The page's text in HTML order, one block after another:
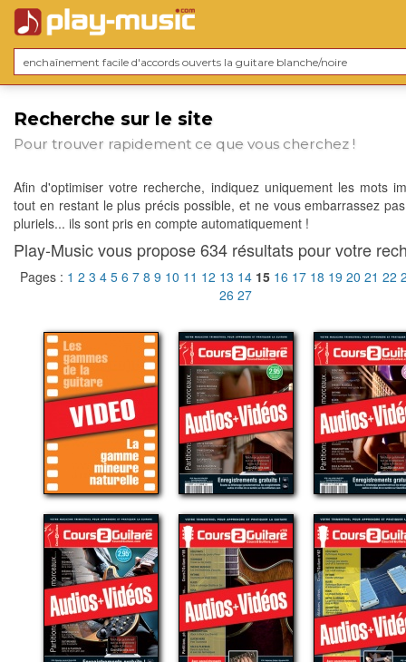
Recherche sur le site
Pour trouver rapidement ce que vous cherchez !
Afin d'optimiser votre recherche, indiquez uniquement les mots
tout en restant le plus précis possible, et ne vous embarrassez
pluriels... ils sont pris en compte automatiquement !
Play-Music vous propose 634 résultats pour votre
Pages : 1 2 3 4 5 6 7 8 9 10 11 12 13 14 15 16 17 18 19 20 21 22
26 27